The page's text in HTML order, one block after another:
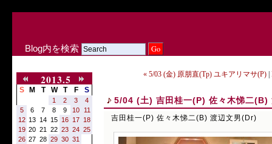
Blog内を検索
2013.5
S M T W T F S
1 2 3
4
5
6 7 8 9 10
11
12 13 14 15 16 17 18
19 20 21 22 23 24 25
26 27 28 29 30 31
« 5/03 (金) 原朋直(Tp) ユキアリマサ(P)
5/04 (土) 吉田桂一(P) 佐々木悌二(B)
吉田桂一(P) 佐々木悌二(B) 渡辺文男(Dr)